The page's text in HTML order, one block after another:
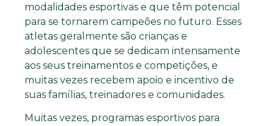
modalidades esportivas e que têm potencial
para se tornarem campeões no futuro. Esses
atletas geralmente são crianças e
adolescentes que se dedicam intensamente
aos seus treinamentos e competições, e
muitas vezes recebem apoio e incentivo de
suas famílias, treinadores e comunidades.
Muitas vezes, programas esportivos para